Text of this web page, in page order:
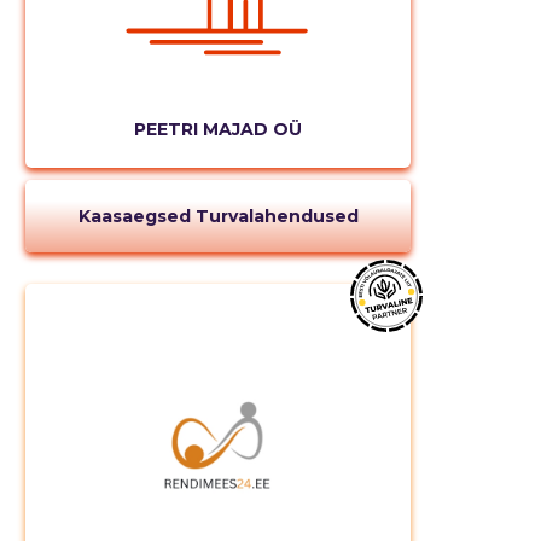
PEETRI MAJAD OÜ
Kaasaegsed Turvalahendused
Muuda pildi
kirjeldust